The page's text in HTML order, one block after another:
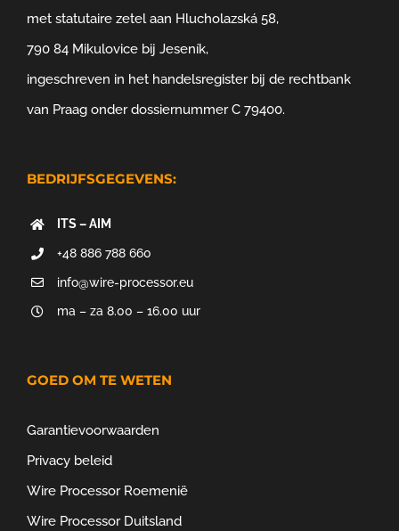
met statutaire zetel aan Hlucholazská 58,
790 84 Mikulovice bij Jeseník,
ingeschreven in het handelsregister bij de rechtbank
van Praag onder dossiernummer C 79400.
BEDRIJFSGEGEVENS:
ITS – AIM
+48 886 788 660
info@wire-processor.eu
ma – za 8.00 – 16.00 uur
GOED OM TE WETEN
Garantievoorwaarden
Privacy beleid
Wire Processor Roemenië
Wire Processor Duitsland